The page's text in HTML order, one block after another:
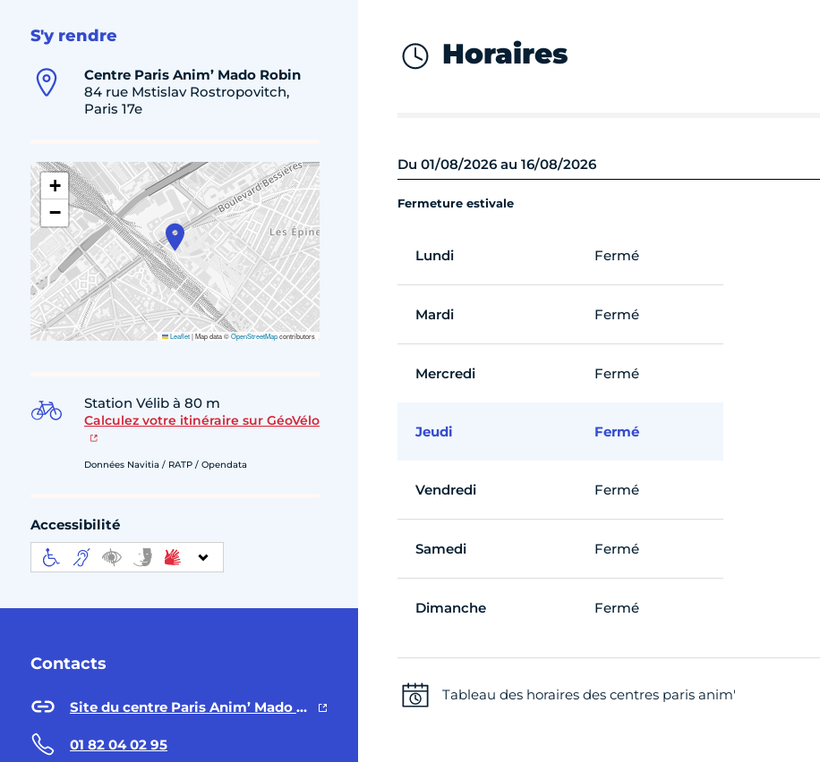
S'y rendre
Centre Paris Anim’ Mado Robin
84 rue Mstislav Rostropovitch,
Paris 17e
+
−
Leaflet|Map data ©OpenStreetMapcontributors
Station Vélib à 80 m
Calculez votre itinéraire sur GéoVélo
Données Navitia / RATP / Opendata
Accessibilité
Contacts
Site du centre Paris Anim’ Mado Robin
01 82 04 02 95
Horaires
Du 01/08/2026 au 16/08/2026
Fermeture estivale
Lundi Fermé
Mardi Fermé
Mercredi Fermé
Jeudi Fermé
Vendredi Fermé
Samedi Fermé
Dimanche Fermé
Tableau des horaires des centres paris anim'